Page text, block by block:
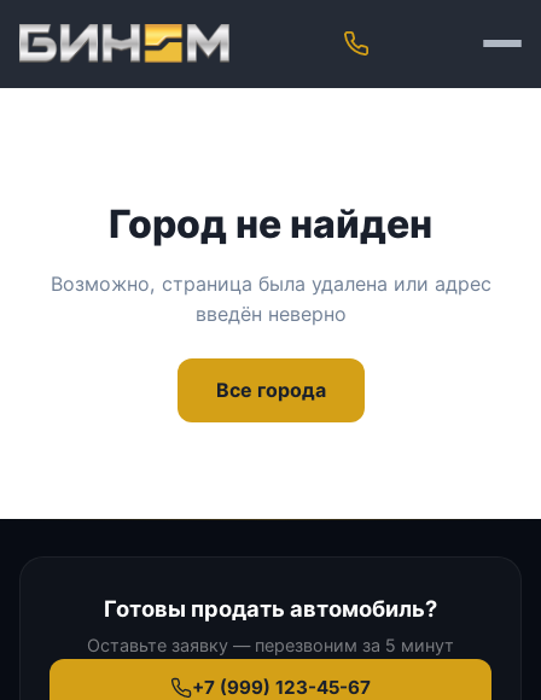
Город не найден
Возможно, страница была удалена или адрес
введён неверно
Все города
Готовы продать автомобиль?
Оставьте заявку — перезвоним за 5 минут
+7 (999) 123-45-67